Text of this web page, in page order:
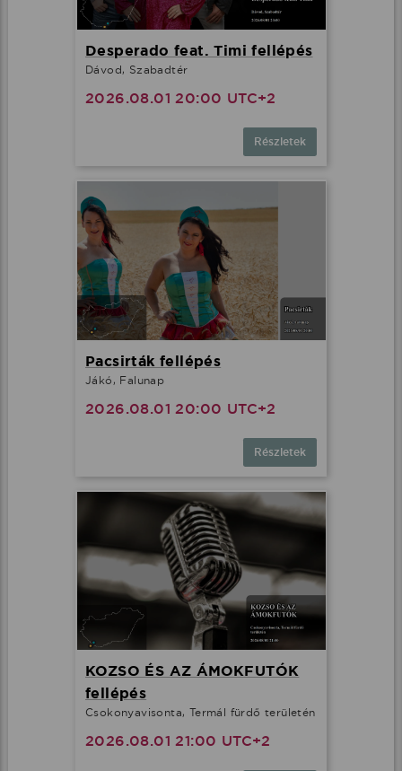
Desperado feat. Timi fellépés
Dávod, Szabadtér
2026.08.01 20:00 UTC+2
Részletek
Pacsirták fellépés
Jákó, Falunap
2026.08.01 20:00 UTC+2
Részletek
KOZSO ÉS AZ ÁMOKFUTÓK
fellépés
Csokonyavisonta, Termál fürdő területén
2026.08.01 21:00 UTC+2